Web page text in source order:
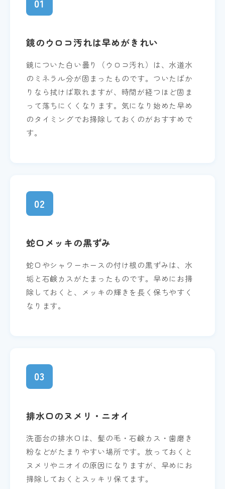
01
鏡のウロコ汚れは早めがきれい
鏡についた白い曇り（ウロコ汚れ）は、水道水
のミネラル分が固まったものです。ついたばか
りなら拭けば取れますが、時間が経つほど固ま
って落ちにくくなります。気になり始めた早め
のタイミングでお掃除しておくのがおすすめで
す。
02
蛇口メッキの黒ずみ
蛇口やシャワーホースの付け根の黒ずみは、水
垢と石鹸カスがたまったものです。早めにお掃
除しておくと、メッキの輝きを長く保ちやすく
なります。
03
排水口のヌメリ・ニオイ
洗面台の排水口は、髪の毛・石鹸カス・歯磨き
粉などがたまりやすい場所です。放っておくと
ヌメリやニオイの原因になりますが、早めにお
掃除しておくとスッキリ保てます。